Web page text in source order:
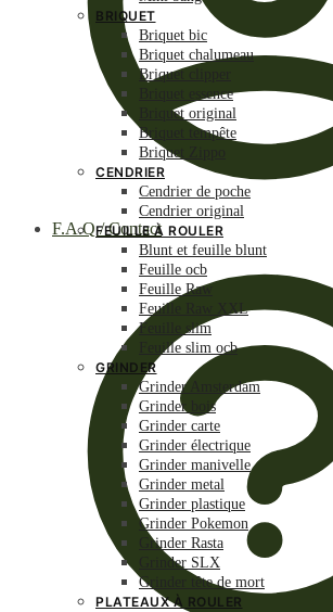
F.A.Q / Contact
BRIQUET
Briquet bic
Briquet chalumeau
Briquet clipper
Briquet essence
Briquet original
Briquet tempête
Briquet Zippo
CENDRIER
Cendrier de poche
Cendrier original
FEUILLE À ROULER
Blunt et feuille blunt
Feuille ocb
Feuille Raw
Feuille Raw XXL
Feuille slim
Feuille slim ocb
GRINDER
Grinder Amsterdam
Grinder bois
Grinder carte
Grinder électrique
Grinder manivelle
Grinder metal
Grinder plastique
Grinder Pokemon
Grinder Rasta
Grinder SLX
Grinder tête de mort
PLATEAUX À ROULER